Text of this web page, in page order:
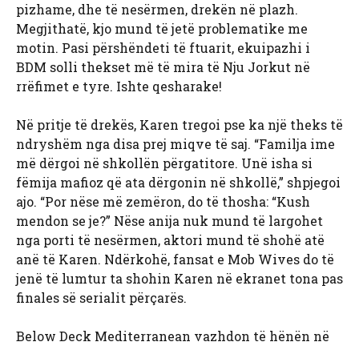
pizhame, dhe të nesërmen, drekën në plazh.
Megjithatë, kjo mund të jetë problematike me
motin. Pasi përshëndeti të ftuarit, ekuipazhi i
BDM solli thekset më të mira të Nju Jorkut në
rrëfimet e tyre. Ishte qesharake!
Në pritje të drekës, Karen tregoi pse ka një theks të
ndryshëm nga disa prej miqve të saj. “Familja ime
më dërgoi në shkollën përgatitore. Unë isha si
fëmija mafioz që ata dërgonin në shkollë,” shpjegoi
ajo. “Por nëse më zemëron, do të thosha: “Kush
mendon se je?” Nëse anija nuk mund të largohet
nga porti të nesërmen, aktori mund të shohë atë
anë të Karen. Ndërkohë, fansat e Mob Wives do të
jenë të lumtur ta shohin Karen në ekranet tona pas
finales së serialit përçarës.
Below Deck Mediterranean vazhdon të hënën në